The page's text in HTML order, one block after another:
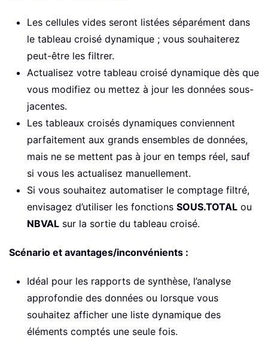
Les cellules vides seront listées séparément dans
le tableau croisé dynamique ; vous souhaiterez
peut-être les filtrer.
Actualisez votre tableau croisé dynamique dès que
vous modifiez ou mettez à jour les données sous-
jacentes.
Les tableaux croisés dynamiques conviennent
parfaitement aux grands ensembles de données,
mais ne se mettent pas à jour en temps réel, sauf
si vous les actualisez manuellement.
Si vous souhaitez automatiser le comptage filtré,
envisagez d’utiliser les fonctions SOUS.TOTAL ou
NBVAL sur la sortie du tableau croisé.
Scénario et avantages/inconvénients :
Idéal pour les rapports de synthèse, l’analyse
approfondie des données ou lorsque vous
souhaitez afficher une liste dynamique des
éléments comptés une seule fois.